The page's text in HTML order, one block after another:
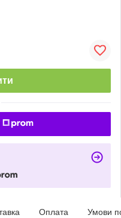
Оплата Умови